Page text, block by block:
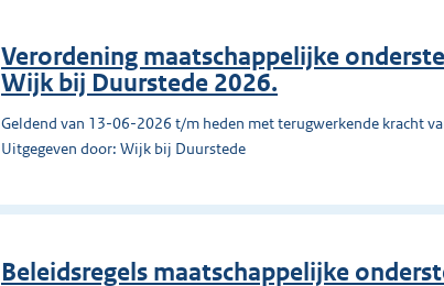
Verordening maatschappelijke
Wijk bij Duurstede 2026.
Geldend van 13-06-2026 t/m heden met terugwerkende kracht
Uitgegeven door: Wijk bij Duurstede
Beleidsregels maatschappelijke